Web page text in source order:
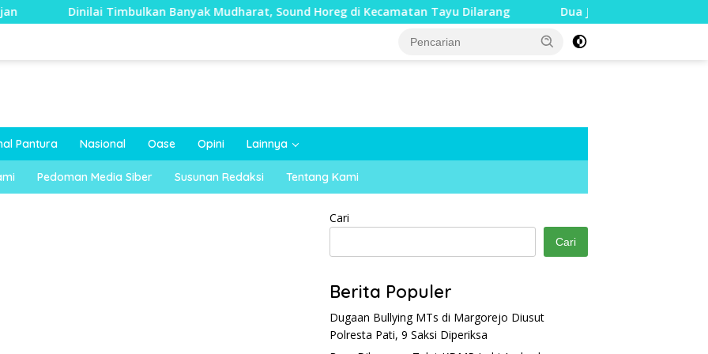
Timbulkan Banyak Mudharat, Sound Horeg di Kecamatan Tayu Dilarang Dua Jari Putus akibat Dugaan Bullying,
Pantura Nasional Oase Opini Lainnya
Pedoman Media Siber Susunan Redaksi Tentang Kami
Cari
Cari
Berita Populer
Dugaan Bullying MTs di Margorejo Diusut
Polresta Pati, 9 Saksi Diperiksa